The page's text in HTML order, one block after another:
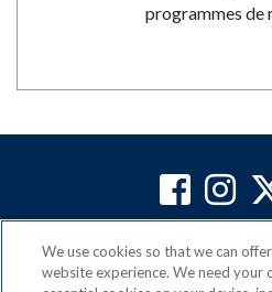
programmes de
directe du
We use cookies so that we can
website experience. We need your